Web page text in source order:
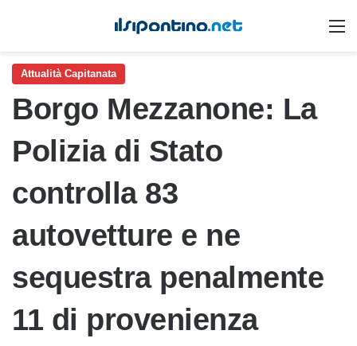
Attualità Capitanata
Borgo Mezzanone: La
Polizia di Stato
controlla 83
autovetture e ne
sequestra penalmente
11 di provenienza